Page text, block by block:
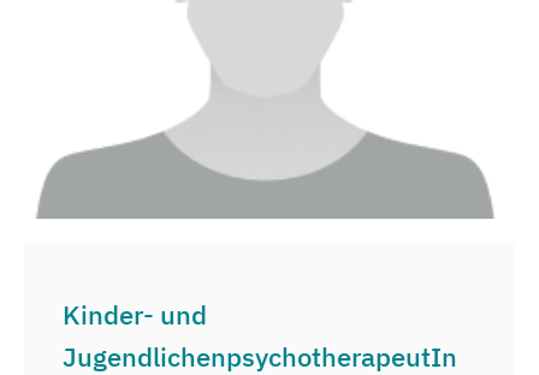
Kinder- und
JugendlichenpsychotherapeutIn